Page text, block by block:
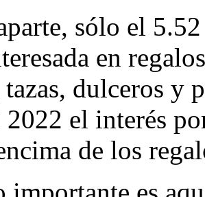
sólo el
en
dulceros y
2022 el interés
de los